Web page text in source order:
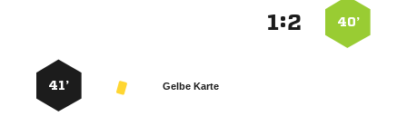
40’
:
Gelbe Karte
41’